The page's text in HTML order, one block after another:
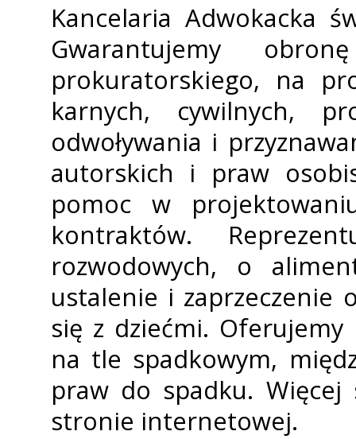
Kancelaria Adwokacka
Gwarantujemy
prokuratorskiego, na
karnych, cywilnych,
odwoływania i
autorskich i praw
pomoc w
kontraktów.
rozwodowych, o
ustalenie i zaprzeczenie
się z dziećmi.
na tle spadkowym,
praw do spadku. Więcej
stronie internetowej.